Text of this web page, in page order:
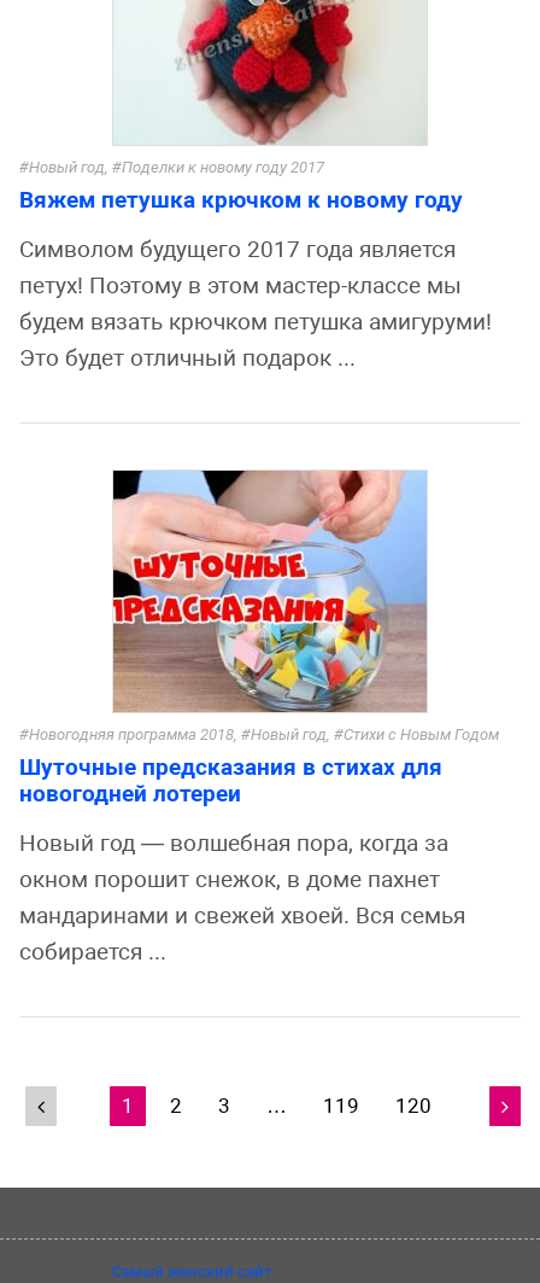
Новый год Поделки к новому году 2017
Вяжем петушка крючком к новому году
Символом будущего 2017 года является
петух! Поэтому в этом мастер-классе мы
будем вязать крючком петушка амигуруми!
Это будет отличный подарок ...
Новогодняя программа 2018 Новый год Стихи с Новым Годом
Шуточные предсказания в стихах для
новогодней лотереи
Новый год — волшебная пора, когда за
окном порошит снежок, в доме пахнет
мандаринами и свежей хвоей. Вся семья
собирается ...
Навигация
1 2 3 … 119 120 
Самый женский сайт~ сайт для женщин о красоте,